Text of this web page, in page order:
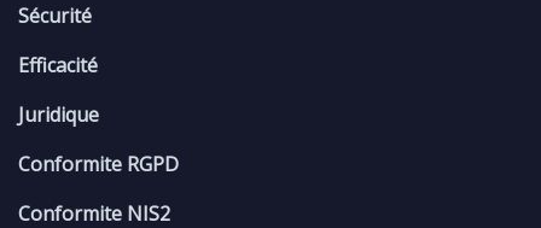
Sécurité
Efficacité
Juridique
Conformite RGPD
Conformite NIS2